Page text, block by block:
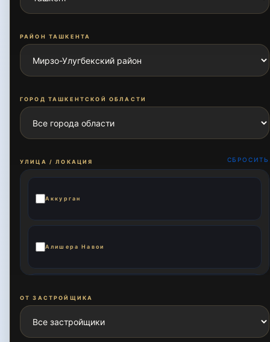
РАЙОН ТАШКЕНТА
ГОРОД ТАШКЕНТСКОЙ ОБЛАСТИ
УЛИЦА / ЛОКАЦИЯ СБРОСИТЬ
Аккурган
Алишера Навои
Али Кушчи
ОТ ЗАСТРОЙЩИКА